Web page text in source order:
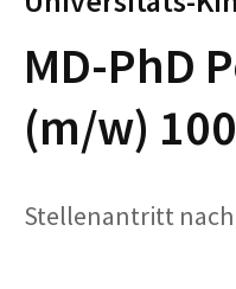
MD-PhD
(m/w)
Stellenantritt